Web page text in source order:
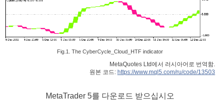
Fig.1. The CyberCycle_Cloud_HTF indicator
MetaQuotes Ltd에서 러시아어로 번역함.
원본 코드: https://www.mql5.com/ru/code/13503
MetaTrader 5를 다운로드 받으십시오